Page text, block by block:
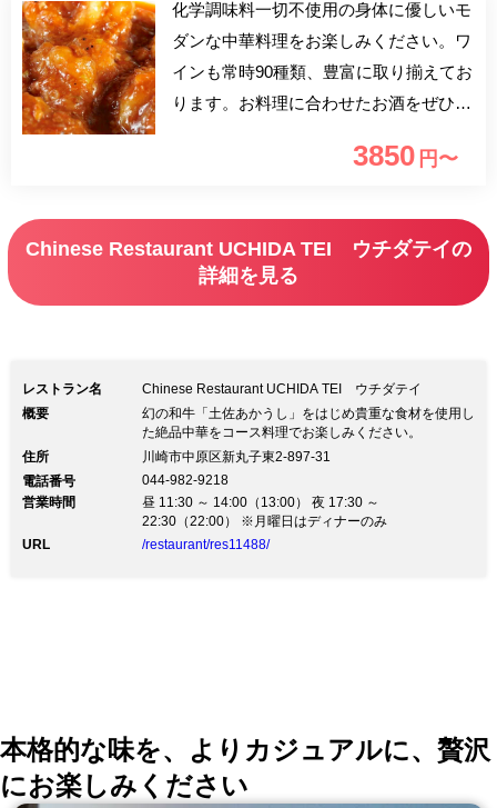
化学調味料一切不使用の身体に優しいモ
ダンな中華料理をお楽しみください。ワ
インも常時90種類、豊富に取り揃えてお
ります。お料理に合わせたお酒をぜひお
3850 円〜
Chinese Restaurant UCHIDA TEI ウチダテイの
詳細を見る
レストラン名
Chinese Restaurant UCHIDA TEI ウチダテイ
概要
幻の和牛「土佐あかうし」をはじめ貴重な食材を使用し
た絶品中華をコース料理でお楽しみください。
住所
川崎市中原区新丸子東2-897-31
電話番号
044-982-9218
営業時間
昼 11:30 ～ 14:00（13:00） 夜 17:30 ～
22:30（22:00） ※月曜日はディナーのみ
URL
/restaurant/res11488/
本格的な味を、よりカジュアルに、贅沢
にお楽しみください